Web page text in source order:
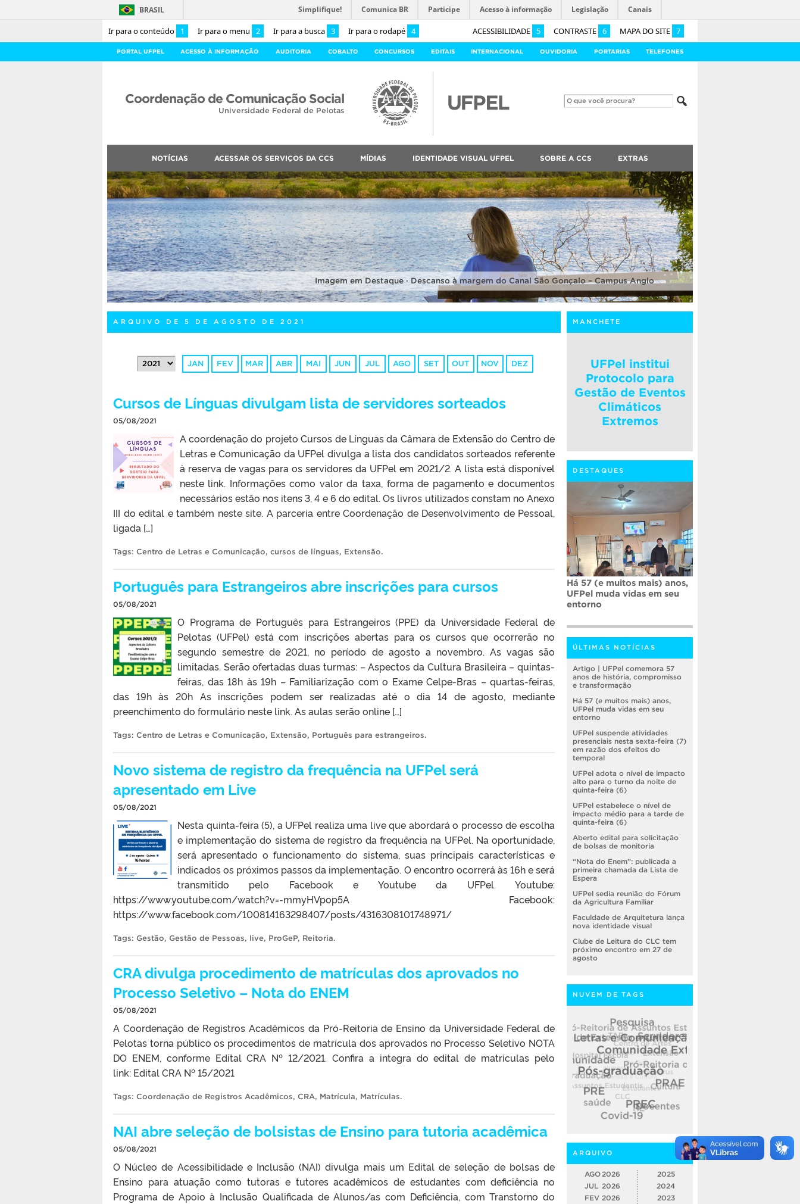
Ir para o conteúdo 1 Ir para o menu 2 Ir para a busca 3 Ir para o rodapé 4 ACESSIBILIDADE 5 CONTRASTE 6 MAPA DO SITE 7
BRASIL Simplifique! Comunica BR Participe Acesso à informação Legislação Canais
PORTAL UFPEL ACESSO À INFORMAÇÃO AUDITORIA COBALTO CONCURSOS EDITAIS INTERNACIONAL OUVIDORIA PORTARIAS TELEFONES
Coordenação de Comunicação Social
Universidade Federal de Pelotas
NOTÍCIAS ACESSAR OS SERVIÇOS DA CCS MÍDIAS IDENTIDADE VISUAL UFPEL SOBRE A CCS EXTRAS
Imagem em Destaque · Descanso à margem do Canal São Gonçalo – Campus Anglo
ARQUIVO DE 5 DE AGOSTO DE 2021
JAN FEV MAR ABR MAI JUN JUL AGO SET OUT NOV DEZ
Cursos de Línguas divulgam lista de servidores sorteados
05/08/2021
A coordenação do projeto Cursos de Línguas da Câmara de Extensão do Centro de
Letras e Comunicação da UFPel divulga a lista dos candidatos sorteados referente
à reserva de vagas para os servidores da UFPel em 2021/2. A lista está disponível
neste link. Informações como valor da taxa, forma de pagamento e documentos
necessários estão nos itens 3, 4 e 6 do edital. Os livros utilizados constam no Anexo
III do edital e também neste site. A parceria entre Coordenação de Desenvolvimento de Pessoal,
ligada […]
Tags: Centro de Letras e Comunicação, cursos de línguas, Extensão.
Português para Estrangeiros abre inscrições para cursos
05/08/2021
O Programa de Português para Estrangeiros (PPE) da Universidade Federal de
Pelotas (UFPel) está com inscrições abertas para os cursos que ocorrerão no
segundo semestre de 2021, no período de agosto a novembro. As vagas são
limitadas. Serão ofertadas duas turmas: – Aspectos da Cultura Brasileira – quintas-
feiras, das 18h às 19h – Familiarização com o Exame Celpe-Bras – quartas-feiras,
das 19h às 20h As inscrições podem ser realizadas até o dia 14 de agosto, mediante
preenchimento do formulário neste link. As aulas serão online […]
Tags: Centro de Letras e Comunicação, Extensão, Português para estrangeiros.
Novo sistema de registro da frequência na UFPel será
apresentado em Live
05/08/2021
Nesta quinta-feira (5), a UFPel realiza uma live que abordará o processo de escolha
e implementação do sistema de registro da frequência na UFPel. Na oportunidade,
será apresentado o funcionamento do sistema, suas principais características e
indicados os próximos passos da implementação. O encontro ocorrerá às 16h e será
transmitido pelo Facebook e Youtube da UFPel. Youtube:
https://www.youtube.com/watch?v=-mmyHVpop5A Facebook:
https://www.facebook.com/100814163298407/posts/4316308101748971/
Tags: Gestão, Gestão de Pessoas, live, ProGeP, Reitoria.
CRA divulga procedimento de matrículas dos aprovados no
Processo Seletivo – Nota do ENEM
05/08/2021
A Coordenação de Registros Acadêmicos da Pró-Reitoria de Ensino da Universidade Federal de
Pelotas torna público os procedimentos de matrícula dos aprovados no Processo Seletivo NOTA
DO ENEM, conforme Edital CRA Nº 12/2021. Confira a integra do edital de matrículas pelo
link: Edital CRA Nº 15/2021
Tags: Coordenação de Registros Acadêmicos, CRA, Matrícula, Matrículas.
NAI abre seleção de bolsistas de Ensino para tutoria acadêmica
05/08/2021
O Núcleo de Acessibilidade e Inclusão (NAI) divulga mais um Edital de seleção de bolsas de
Ensino para atuação como tutoras e tutores acadêmicos de estudantes com deficiência no
Programa de Apoio à Inclusão Qualificada de Alunos/as com Deficiência, com Transtorno do
MANCHETE
UFPel institui
Protocolo para
Gestão de Eventos
Climáticos
Extremos
DESTAQUES
Há 57 (e muitos mais) anos,
UFPel muda vidas em seu
entorno
ÚLTIMAS NOTÍCIAS
Artigo | UFPel comemora 57
anos de história, compromisso
e transformação
Há 57 (e muitos mais) anos,
UFPel muda vidas em seu
entorno
UFPel suspende atividades
presenciais nesta sexta-feira (7)
em razão dos efeitos do
temporal
UFPel adota o nível de impacto
alto para o turno da noite de
quinta-feira (6)
UFPel estabelece o nível de
impacto médio para a tarde de
quinta-feira (6)
Aberto edital para solicitação
de bolsas de monitoria
“Nota do Enem”: publicada a
primeira chamada da Lista de
Espera
UFPel sedia reunião do Fórum
da Agricultura Familiar
Faculdade de Arquitetura lança
nova identidade visual
Clube de Leitura do CLC tem
próximo encontro em 27 de
agosto
NUVEM DE TAGS
ARQUIVO
AGO 2026
JUL 2026
FEV 2026
2025
2024
2023